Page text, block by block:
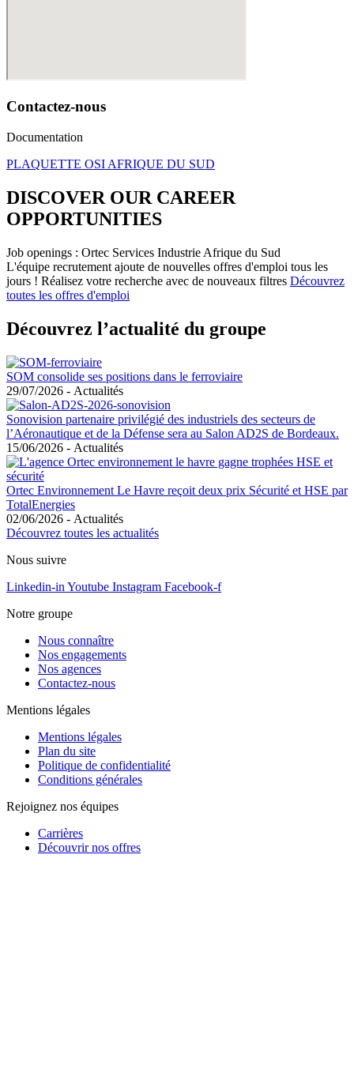
Contactez-nous
Documentation
PLAQUETTE OSI AFRIQUE DU SUD
DISCOVER OUR CAREER
OPPORTUNITIES​
Job openings : Ortec Services Industrie Afrique du Sud
L'équipe recrutement ajoute de nouvelles offres d'emploi tous les
jours ! Réalisez votre recherche avec de nouveaux filtres Découvrez
toutes les offres d'emploi
Découvrez l’actualité du groupe
SOM consolide ses positions dans le ferroviaire
29/07/2026 - Actualités
Sonovision partenaire privilégié des industriels des secteurs de
l’Aéronautique et de la Défense sera au Salon AD2S de Bordeaux.
15/06/2026 - Actualités
Ortec Environnement Le Havre reçoit deux prix Sécurité et HSE par
TotalEnergies
02/06/2026 - Actualités
Découvrez toutes les actualités
Nous suivre
Linkedin-in Youtube Instagram Facebook-f
Notre groupe
Nous connaître
Nos engagements
Nos agences
Contactez-nous
Mentions légales
Mentions légales
Plan du site
Politique de confidentialité
Conditions générales
Rejoignez nos équipes
Carrières
Découvrir nos offres